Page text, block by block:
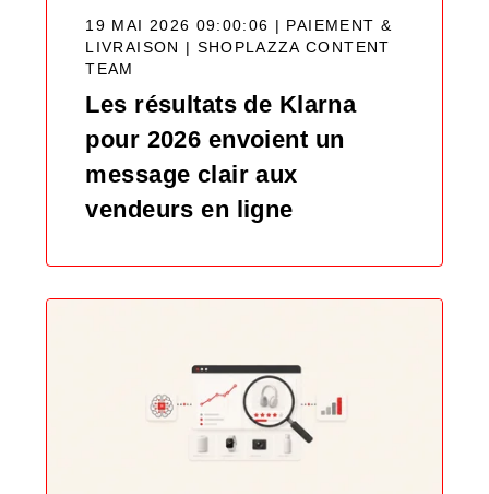
19 MAI 2026 09:00:06 | PAIEMENT &
LIVRAISON | SHOPLAZZA CONTENT
TEAM
Les résultats de Klarna
pour 2026 envoient un
message clair aux
vendeurs en ligne